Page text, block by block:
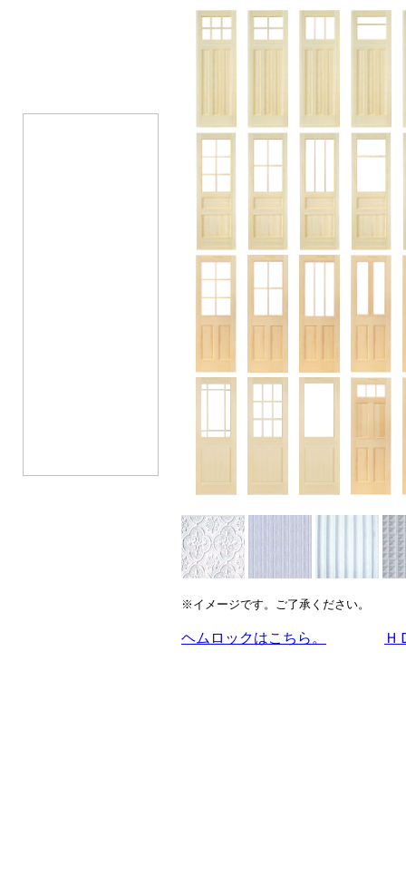
※イメージです。ご了承ください。
ヘムロックはこちら。 Ｈ